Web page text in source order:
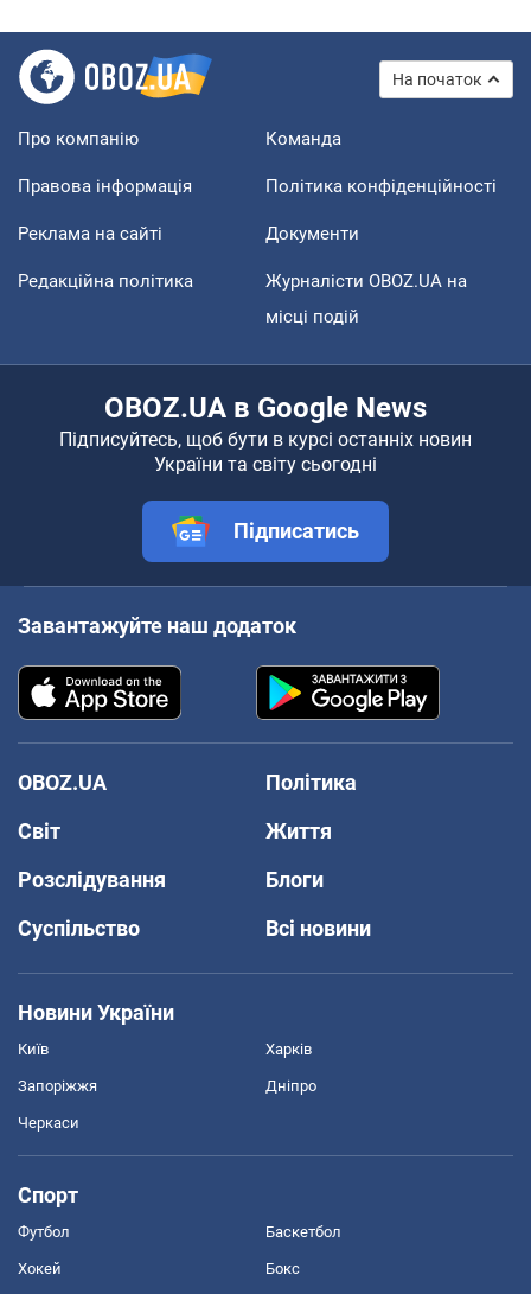
На початок
Про компанію Команда
Правова інформація Політика конфіденційності
Реклама на сайті Документи
Редакційна політика
Журналісти OBOZ.UA на
місці подій
OBOZ.UA в Google News
Підписуйтесь, щоб бути в курсі останніх новин
України та світу сьогодні
Підписатись
Завантажуйте наш додаток
OBOZ.UA
Політика
Світ
Життя
Розслідування
Блоги
Суспільство
Всі новини
Новини України
Київ Харків
Запоріжжя Дніпро
Черкаси
Спорт
Футбол Баскетбол
Хокей Бокс